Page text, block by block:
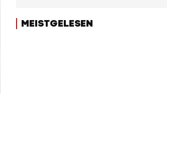
MEISTGELESEN